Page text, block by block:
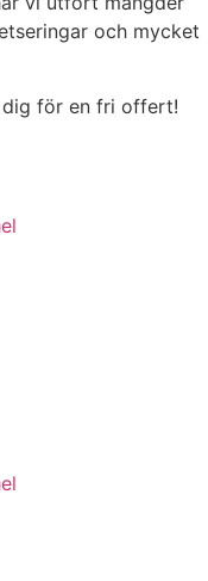
och mycket
dig för en fri offert!